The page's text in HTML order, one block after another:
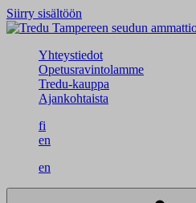
Siirry sisältöön
Yhteystiedot
Opetusravintolamme
Tredu-kauppa
Ajankohtaista
fi
en
en